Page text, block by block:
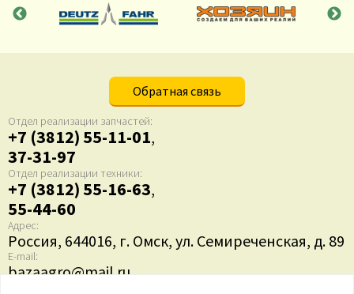
Обратная связь
Отдел реализации запчастей:
+7 (3812) 55-11-01,
37-31-97
Отдел реализации техники:
+7 (3812) 55-16-63,
55-44-60
Адрес:
Россия, 644016, г. Омск, ул. Семиреченская, д. 89
E-mail:
bazaagro@mail.ru